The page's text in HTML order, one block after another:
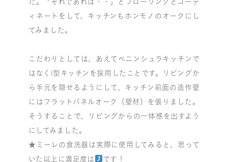
ィネートをして、キッチンもホンモノのオークにし
てみました。
こだわりとしては、あえてペニンシュラキッチンで
はなくI型キッチンを採用したことです。リビングか
ら手元を隠せるようにして、キッチン前面の造作壁
にはフラットパネルオーク（壁材）を張りました。
そうすることで、リビングからの一体感を出すよう
にしてみました。
★ミーレの食洗器は実際に使用してみると、思って
いた以上に満足度は
です！